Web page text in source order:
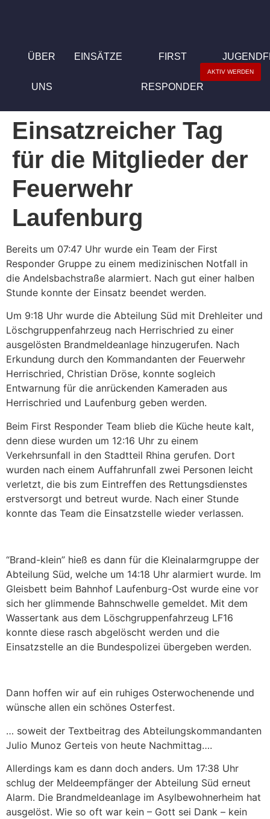
ÜBER
UNS
EINSÄTZE FIRST
RESPONDER
AKTIV WERDEN
Einsatzreicher Tag
für die Mitglieder der
Feuerwehr
Laufenburg
Bereits um 07:47 Uhr wurde ein Team der First
Responder Gruppe zu einem medizinischen Notfall in
die Andelsbachstraße alarmiert. Nach gut einer halben
Stunde konnte der Einsatz beendet werden.
Um 9:18 Uhr wurde die Abteilung Süd mit Drehleiter und
Löschgruppenfahrzeug nach Herrischried zu einer
ausgelösten Brandmeldeanlage hinzugerufen. Nach
Erkundung durch den Kommandanten der Feuerwehr
Herrischried, Christian Dröse, konnte sogleich
Entwarnung für die anrückenden Kameraden aus
Herrischried und Laufenburg geben werden.
Beim First Responder Team blieb die Küche heute kalt,
denn diese wurden um 12:16 Uhr zu einem
Verkehrsunfall in den Stadtteil Rhina gerufen. Dort
wurden nach einem Auffahrunfall zwei Personen leicht
verletzt, die bis zum Eintreffen des Rettungsdienstes
erstversorgt und betreut wurde. Nach einer Stunde
konnte das Team die Einsatzstelle wieder verlassen.
“Brand-klein” hieß es dann für die Kleinalarmgruppe der
Abteilung Süd, welche um 14:18 Uhr alarmiert wurde. Im
Gleisbett beim Bahnhof Laufenburg-Ost wurde eine vor
sich her glimmende Bahnschwelle gemeldet. Mit dem
Wassertank aus dem Löschgruppenfahrzeug LF16
konnte diese rasch abgelöscht werden und die
Einsatzstelle an die Bundespolizei übergeben werden.
Dann hoffen wir auf ein ruhiges Osterwochenende und
wünsche allen ein schönes Osterfest.
… soweit der Textbeitrag des Abteilungskommandanten
Julio Munoz Gerteis von heute Nachmittag….
Allerdings kam es dann doch anders. Um 17:38 Uhr
schlug der Meldeempfänger der Abteilung Süd erneut
Alarm. Die Brandmeldeanlage im Asylbewohnerheim hat
ausgelöst. Wie so oft war kein – Gott sei Dank – kein